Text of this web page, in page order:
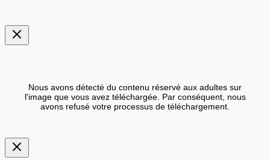
Nous avons détecté du contenu réservé aux adultes sur
l'image que vous avez téléchargée. Par conséquent, nous
avons refusé votre processus de téléchargement.